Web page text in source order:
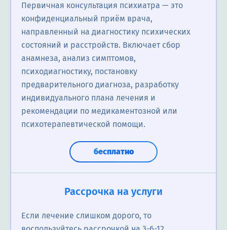
Первичная консультация психиатра — это
конфиденциальный приём врача,
направленный на диагностику психических
состояний и расстройств. Включает сбор
анамнеза, анализ симптомов,
психодиагностику, постановку
предварительного диагноза, разработку
индивидуального плана лечения и
рекомендации по медикаментозной или
психотерапевтической помощи.
бесплатно
приём врача для оценки динамики состояния
Рассрочка на услуги
Если лечение слишком дорого, то